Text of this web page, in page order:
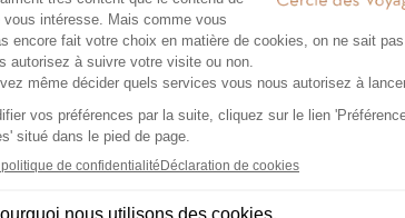
trip en voiture de collection
8 jours - À partir de
- Pitlochry - Stirling - Château de
de Balmoral - Parc national des